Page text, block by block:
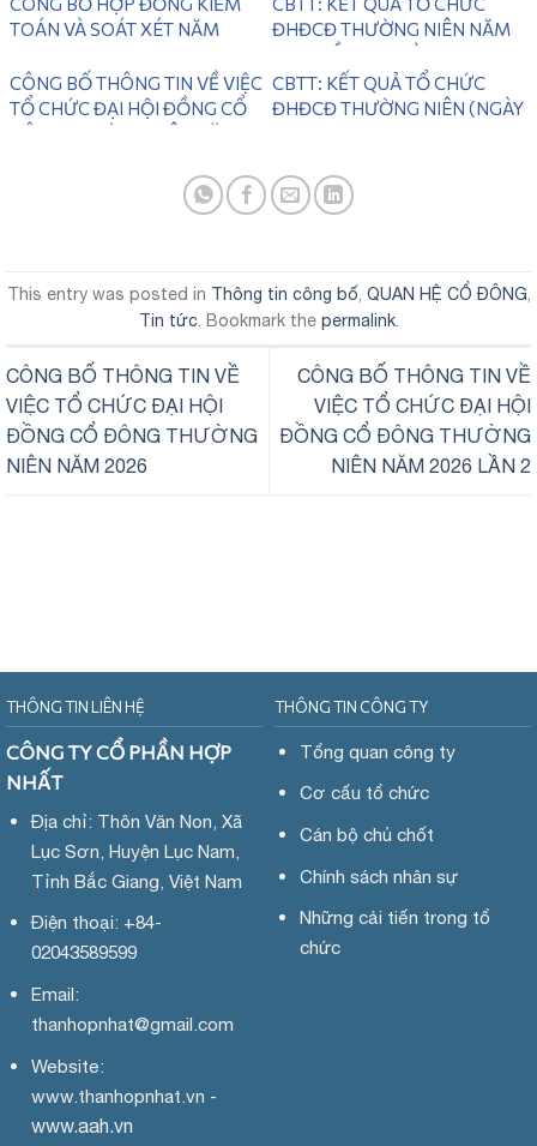
TOÁN VÀ SOÁT XÉT NĂM
ĐHĐCĐ THƯỜNG NIÊN NĂM
28/06/2026)
CÔNG BỐ THÔNG TIN VỀ VIỆC
TỔ CHỨC ĐẠI HỘI ĐỒNG CỔ
CBTT: KẾT QUẢ TỔ CHỨC
ĐHĐCĐ THƯỜNG NIÊN (NGÀY
This entry was posted in Thông tin công bố, QUAN HỆ CỔ ĐÔNG,
Tin tức. Bookmark the permalink.
CÔNG BỐ THÔNG TIN VỀ
VIỆC TỔ CHỨC ĐẠI HỘI
ĐỒNG CỔ ĐÔNG THƯỜNG
NIÊN NĂM 2026
CÔNG BỐ THÔNG TIN VỀ
VIỆC TỔ CHỨC ĐẠI HỘI
ĐỒNG CỔ ĐÔNG THƯỜNG
NIÊN NĂM 2026 LẦN 2
THÔNG TIN LIÊN HỆ
CÔNG TY CỔ PHẦN HỢP
NHẤT
Địa chỉ: Thôn Văn Non, Xã
Lục Sơn, Huyện Lục Nam,
Tỉnh Bắc Giang, Việt Nam
Điện thoại: +84-
02043589599
Email:
thanhopnhat@gmail.com
Website:
www.thanhopnhat.vn -
www.aah.vn
THÔNG TIN CÔNG TY
Tổng quan công ty
Cơ cấu tổ chức
Cán bộ chủ chốt
Chính sách nhân sự
Những cải tiến trong tổ
chức